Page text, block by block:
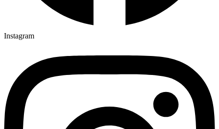
Instagram